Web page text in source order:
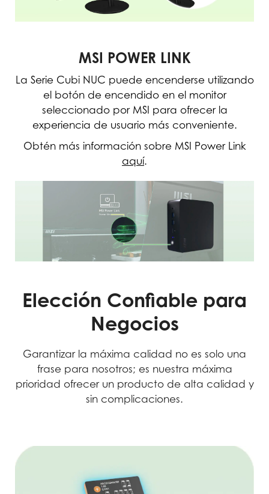
MSI POWER LINK
La Serie Cubi NUC puede encenderse utilizando
el botón de encendido en el monitor
seleccionado por MSI para ofrecer la
experiencia de usuario más conveniente.
Obtén más información sobre MSI Power Link
aquí.
Elección Confiable para
Negocios
Garantizar la máxima calidad no es solo una
frase para nosotros; es nuestra máxima
prioridad ofrecer un producto de alta calidad y
sin complicaciones.